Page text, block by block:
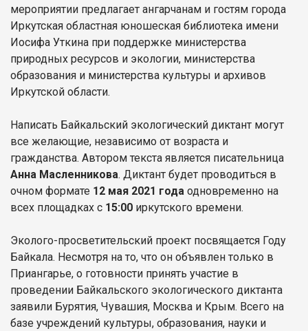
мероприятии предлагает ангарчанам и гостям города
Иркутская областная юношеская библиотека имени
Иосифа Уткина при поддержке министерства
природных ресурсов и экологии, министерства
образования и министерства культуры и архивов
Иркутской области.
Написать Байкальский экологический диктант могут
все желающие, независимо от возраста и
гражданства. Автором текста является писательница
Анна Масленникова. Диктант будет проводиться в
очном формате 12 мая 2021 года одновременно на
всех площадках с 15:00 иркутского времени.
Эколого-просветительский проект посвящается Году
Байкала. Несмотря на то, что он объявлен только в
Приангарье, о готовности принять участие в
проведении Байкальского экологического диктанта
заявили Бурятия, Чувашия, Москва и Крым. Всего на
базе учреждений культуры, образования, науки и